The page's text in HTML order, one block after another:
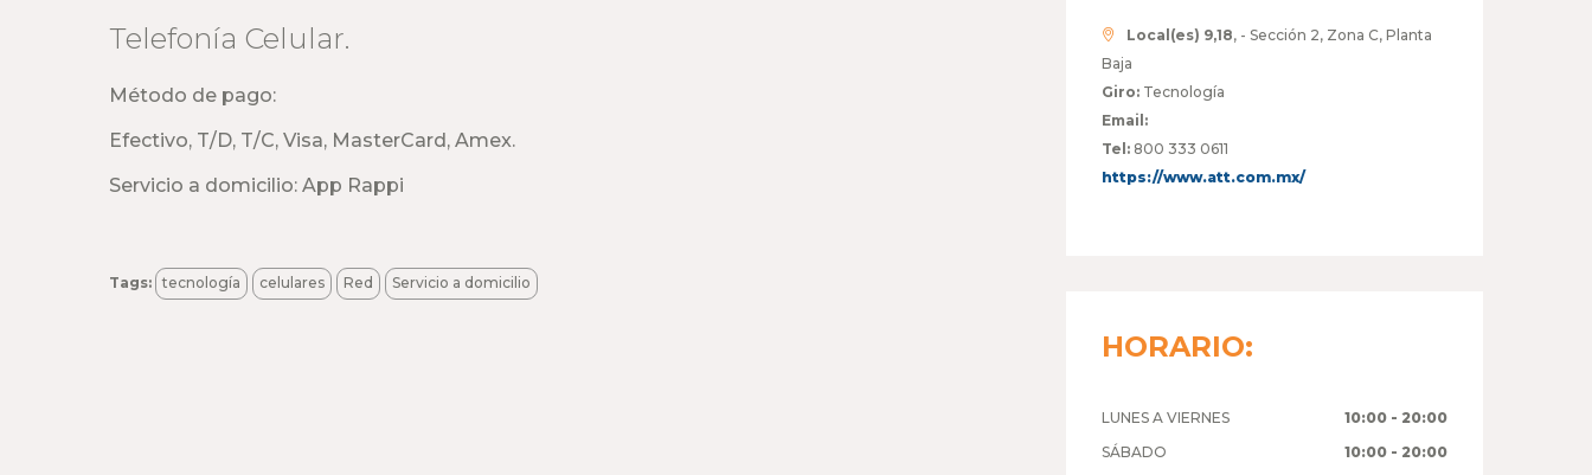
Telefonía Celular.
Método de pago:
Efectivo, T/D, T/C, Visa, MasterCard, Amex.
Servicio a domicilio: App Rappi
Tags: tecnología celulares Red Servicio a domicilio
Local(es) 9,18, - Sección 2, Zona C, Planta
Baja
Giro: Tecnología
Email:
Tel: 800 333 0611
https://www.att.com.mx/
HORARIO:
LUNES A VIERNES
10:00 - 20:00
SÁBADO
10:00 - 20:00